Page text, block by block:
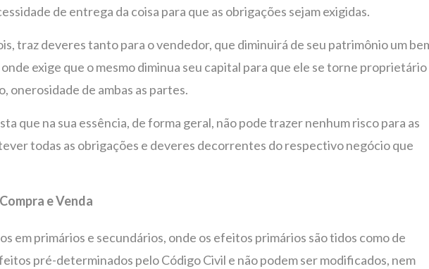
de entrega da coisa para que as obrigações sejam exigidas.
traz deveres tanto para o vendedor, que diminuirá de seu patrimônio um
exige que o mesmo diminua seu capital para que ele se torne proprietário
onerosidade de ambas as partes.
que na sua essência, de forma geral, não pode trazer nenhum risco para as
todas as obrigações e deveres decorrentes do respectivo negócio que
e Venda
em primários e secundários, onde os efeitos primários são tidos como de
pré-determinados pelo Código Civil e não podem ser modificados, nem